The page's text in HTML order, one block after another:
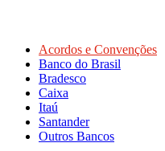
Acordos e Convenções
Banco do Brasil
Bradesco
Caixa
Itaú
Santander
Outros Bancos